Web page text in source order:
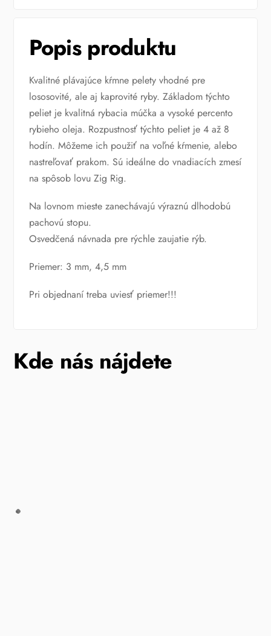
Popis produktu
Kvalitné plávajúce kŕmne pelety vhodné pre
lososovité, ale aj kaprovité ryby. Základom týchto
peliet je kvalitná rybacia múčka a vysoké percento
rybieho oleja. Rozpustnosť týchto peliet je 4 až 8
hodín. Môžeme ich použiť na voľné kŕmenie, alebo
nastreľovať prakom. Sú ideálne do vnadiacích zmesí
na spôsob lovu Zig Rig.
Na lovnom mieste zanechávajú výraznú dlhodobú
pachovú stopu.
Osvedčená návnada pre rýchle zaujatie rýb.
Priemer: 3 mm, 4,5 mm
Pri objednaní treba uviesť priemer!!!
Kde nás nájdete